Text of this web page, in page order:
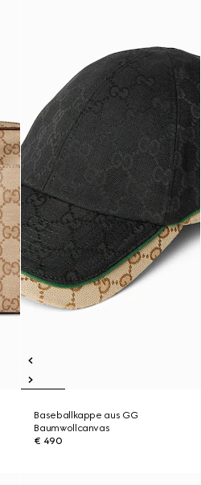
Baseballkappe aus GG
Baumwollcanvas
€ 490